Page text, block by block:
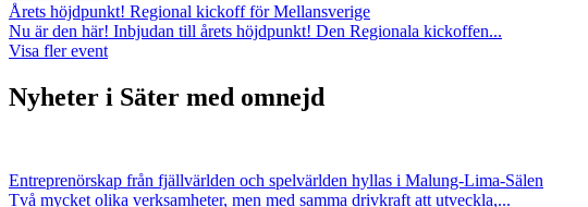
Årets höjdpunkt! Regional kickoff för Mellansverige
Nu är den här! Inbjudan till årets höjdpunkt! Den Regionala kickoffen...
Visa fler event
Nyheter i Säter med omnejd
Entreprenörskap från fjällvärlden och spelvärlden hyllas i Malung-Lima-Sälen
Två mycket olika verksamheter, men med samma drivkraft att utveckla,...